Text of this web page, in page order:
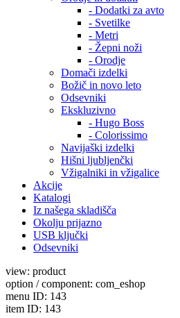
- Dodatki za avto
- Svetilke
- Metri
- Žepni noži
- Orodje
Domači izdelki
Božič in novo leto
Odsevniki
Ekskluzivno
- Hugo Boss
- Colorissimo
Navijaški izdelki
Hišni ljubljenčki
Vžigalniki in vžigalice
Akcije
Katalogi
Iz našega skladišča
Okolju prijazno
USB ključki
Odsevniki
view: product
option / component: com_eshop
menu ID: 143
item ID: 143